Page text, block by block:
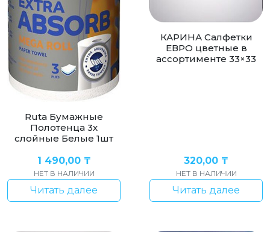
Ruta Бумажные
Полотенца 3х
слойные Белые 1шт
1 490,00 ₸
НЕТ В НАЛИЧИИ
Читать далее
КАРИНА Салфетки
ЕВРО цветные в
ассортименте 33×33
320,00 ₸
НЕТ В НАЛИЧИИ
Читать далее